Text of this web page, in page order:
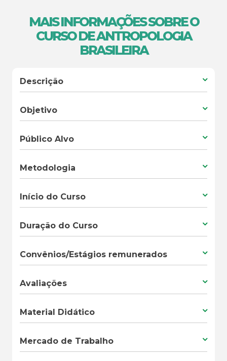
MAIS INFORMAÇÕES SOBRE O
CURSO DE ANTROPOLOGIA
BRASILEIRA
Descrição
Objetivo
Público Alvo
Metodologia
Início do Curso
Duração do Curso
Convênios/Estágios remunerados
Avaliações
Material Didático
Mercado de Trabalho